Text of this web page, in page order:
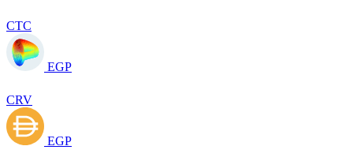
CTC
EGP
CRV
EGP